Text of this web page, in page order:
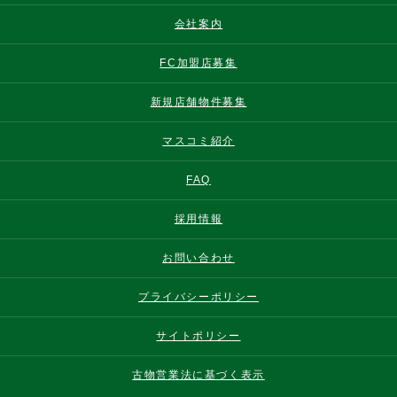
会社案内
FC加盟店募集
新規店舗物件募集
マスコミ紹介
FAQ
採用情報
お問い合わせ
プライバシーポリシー
サイトポリシー
古物営業法に基づく表示